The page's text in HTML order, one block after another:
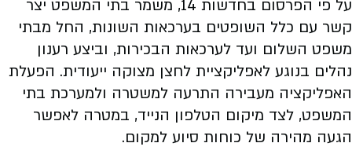
על פי הפרסום בחדשות 14, משמר בתי המשפט יצר
קשר עם כלל השופטים בערכאות השונות, החל מבתי
משפט השלום ועד לערכאות הבכירות, וביצע רענון
נהלים בנוגע לאפליקציית לחצן מצוקה ייעודית. הפעלת
האפליקציה מעבירה התרעה למשטרה ולמערכת בתי
המשפט, לצד מיקום הטלפון הנייד, במטרה לאפשר
הגעה מהירה של כוחות סיוע למקום.